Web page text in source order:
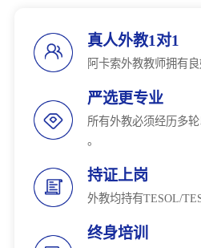
真人外教1对1
阿卡索外教教师拥有良
严选更专业
所有外教必须经历多
。
持证上岗
外教均持有TESOL/
终身培训